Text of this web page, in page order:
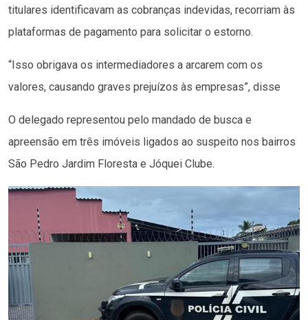
titulares identificavam as cobranças indevidas, recorriam às
plataformas de pagamento para solicitar o estorno.
“Isso obrigava os intermediadores a arcarem com os
valores, causando graves prejuízos às empresas”, disse
O delegado representou pelo mandado de busca e
apreensão em três imóveis ligados ao suspeito nos bairros
São Pedro Jardim Floresta e Jóquei Clube.